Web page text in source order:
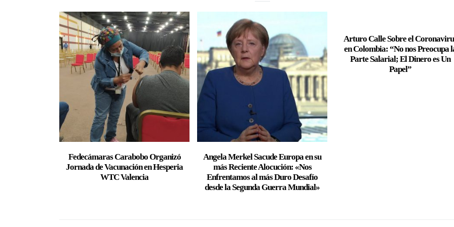
Fedecámaras Carabobo Organizó
Jornada de Vacunación en Hesperia
WTC Valencia
Angela Merkel Sacude Europa en su
más Reciente Alocución: «Nos
Enfrentamos al más Duro Desafío
desde la Segunda Guerra Mundial»
Arturo Calle Sobre el
en Colombia: “No nos Preocupa
Parte Salarial; El Dinero es Un
Papel”